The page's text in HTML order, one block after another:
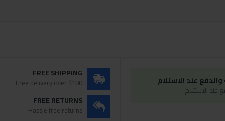
عند الاستلام
الاستلام
FREE SHIPPING
Free delivery over $100
FREE RETURNS
Hassle free returns